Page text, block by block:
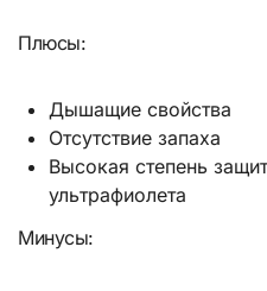
Плюсы:
Дышащие свойства
Отсутствие запаха
Высокая степень
ультрафиолета
Минусы: